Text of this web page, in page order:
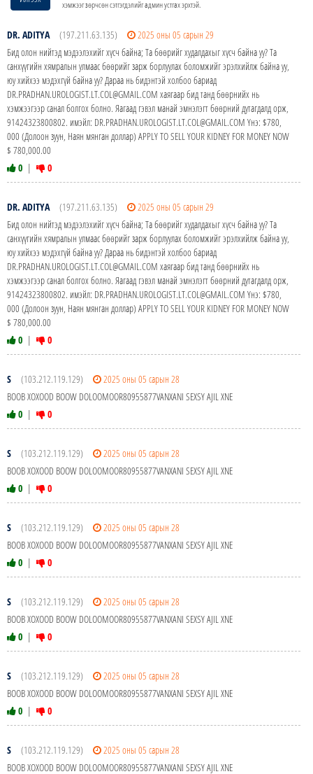
хэмжээг зөрчсөн сэтгэгдэлийг админ устгах эрхтэй.
DR. ADITYA (197.211.63.135)
2025 оны 05 сарын 29
Бид олон нийтэд мэдээлэхийг хүсч байна; Та бөөрийг худалдахыг хүсч байна уу? Та
санхүүгийн хямралын улмаас бөөрийг зарж борлуулах боломжийг эрэлхийлж байна уу,
юу хийхээ мэдэхгүй байна уу? Дараа нь бидэнтэй холбоо бариад
DR.PRADHAN.UROLOGIST.LT.COL@GMAIL.COM хаягаар бид танд бөөрнийх нь
хэмжээгээр санал болгох болно. Яагаад гэвэл манай эмнэлэгт бөөрний дутагдалд орж,
91424323800802. имэйл: DR.PRADHAN.UROLOGIST.LT.COL@GMAIL.COM Yнэ: $780,
000 (Долоон зуун, Наян мянган доллар) APPLY TO SELL YOUR KIDNEY FOR MONEY NOW
$ 780,000.00
0 | 0
DR. ADITYA (197.211.63.135)
2025 оны 05 сарын 29
Бид олон нийтэд мэдээлэхийг хүсч байна; Та бөөрийг худалдахыг хүсч байна уу? Та
санхүүгийн хямралын улмаас бөөрийг зарж борлуулах боломжийг эрэлхийлж байна уу,
юу хийхээ мэдэхгүй байна уу? Дараа нь бидэнтэй холбоо бариад
DR.PRADHAN.UROLOGIST.LT.COL@GMAIL.COM хаягаар бид танд бөөрнийх нь
хэмжээгээр санал болгох болно. Яагаад гэвэл манай эмнэлэгт бөөрний дутагдалд орж,
91424323800802. имэйл: DR.PRADHAN.UROLOGIST.LT.COL@GMAIL.COM Yнэ: $780,
000 (Долоон зуун, Наян мянган доллар) APPLY TO SELL YOUR KIDNEY FOR MONEY NOW
$ 780,000.00
0 | 0
S (103.212.119.129)
2025 оны 05 сарын 28
BOOB XOXOOD BOOW DOLOOMOOR80955877VANXANI SEXSY AJIL XNE
0 | 0
S (103.212.119.129)
2025 оны 05 сарын 28
BOOB XOXOOD BOOW DOLOOMOOR80955877VANXANI SEXSY AJIL XNE
0 | 0
S (103.212.119.129)
2025 оны 05 сарын 28
BOOB XOXOOD BOOW DOLOOMOOR80955877VANXANI SEXSY AJIL XNE
0 | 0
S (103.212.119.129)
2025 оны 05 сарын 28
BOOB XOXOOD BOOW DOLOOMOOR80955877VANXANI SEXSY AJIL XNE
0 | 0
S (103.212.119.129)
2025 оны 05 сарын 28
BOOB XOXOOD BOOW DOLOOMOOR80955877VANXANI SEXSY AJIL XNE
0 | 0
S (103.212.119.129)
2025 оны 05 сарын 28
BOOB XOXOOD BOOW DOLOOMOOR80955877VANXANI SEXSY AJIL XNE